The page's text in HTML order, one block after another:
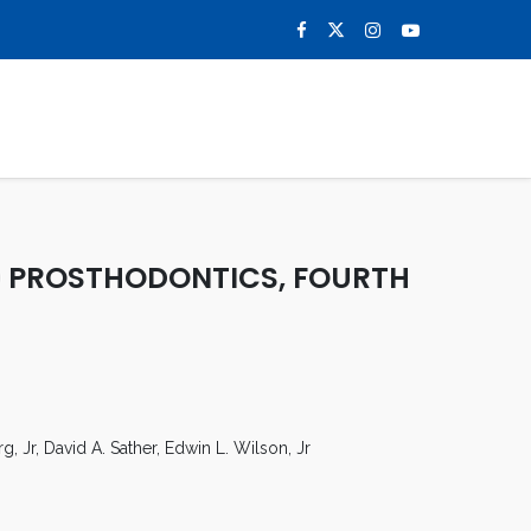
FOURTH
Jr, David A. Sather, Edwin L. Wilson, Jr